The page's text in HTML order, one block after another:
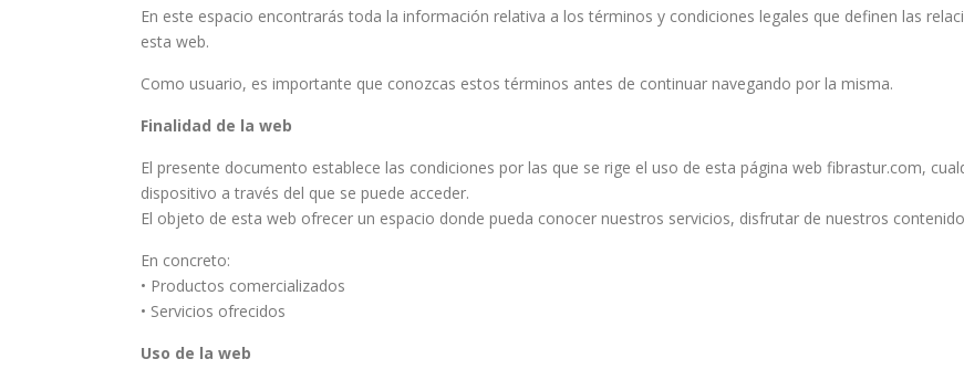
En este espacio encontrarás toda la información relativa a los términos y condiciones legales que definen las
esta web.
Como usuario, es importante que conozcas estos términos antes de continuar navegando por la misma.
Finalidad de la web
El presente documento establece las condiciones por las que se rige el uso de esta página web fibrastur.com,
dispositivo a través del que se puede acceder.
El objeto de esta web ofrecer un espacio donde pueda conocer nuestros servicios, disfrutar de nuestros
En concreto:
• Productos comercializados
• Servicios ofrecidos
Uso de la web